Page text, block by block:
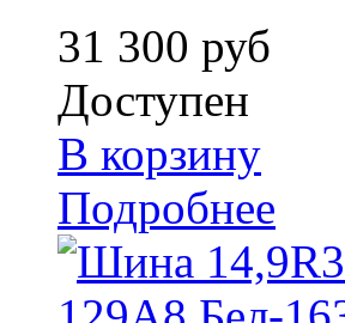
31 300 руб
Доступен
В корзину
Подробнее